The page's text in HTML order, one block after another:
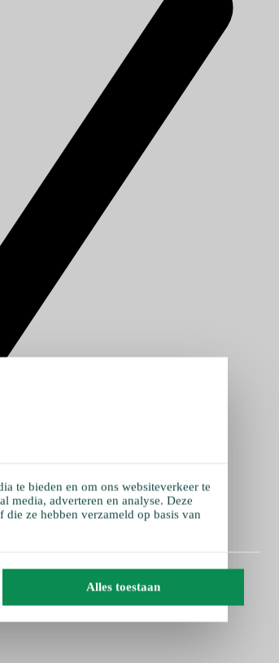
te bieden en om ons websiteverkeer te
media, adverteren en analyse. Deze
ze hebben verzameld op basis van
Alles toestaan